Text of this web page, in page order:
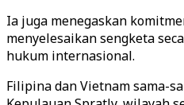
Ia juga menegaskan
menyelesaikan sengketa
hukum internasional.
Filipina dan Vietnam sama-